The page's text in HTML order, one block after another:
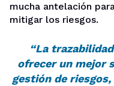
mucha antelación
mitigar los riesgos.
“La
ofrecer un mejor
gestión de